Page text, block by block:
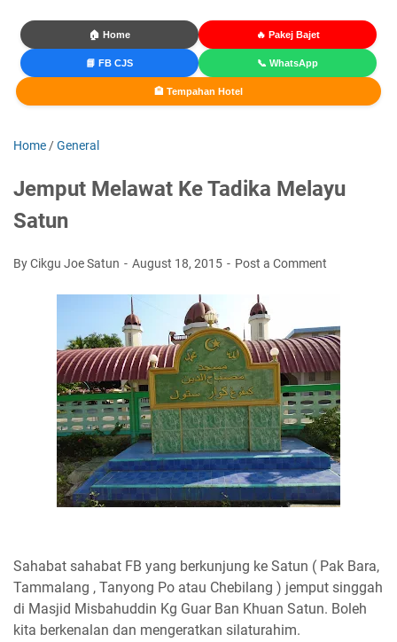
🏠 Home 🔥 Pakej Bajet
📘 FB CJS 📞 WhatsApp
🏨 Tempahan Hotel
Home /General
Jemput Melawat Ke Tadika Melayu
Satun
By Cikgu Joe Satun August 18, 2015 Post a Comment
Sahabat sahabat FB yang berkunjung ke Satun ( Pak Bara,
Tammalang , Tanyong Po atau Chebilang ) jemput singgah
di Masjid Misbahuddin Kg Guar Ban Khuan Satun. Boleh
kita berkenalan dan mengeratkan silaturahim.